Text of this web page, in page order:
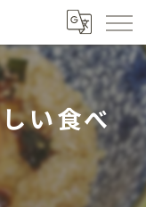
い食べ